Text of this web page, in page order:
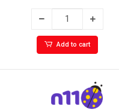
Add to cart